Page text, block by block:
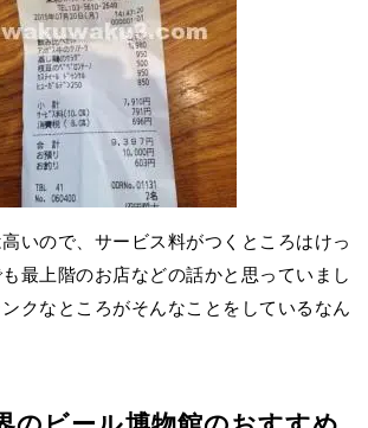
いので、サービス料がつくところはけっ
最上階のお店などの話かと思っていまし
クなところがそんなことをしているなん